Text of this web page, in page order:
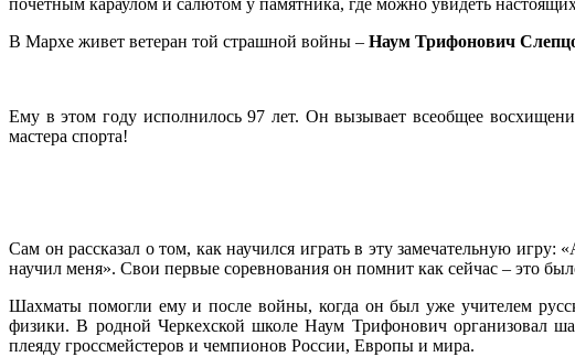
почетным караулом и салютом у памятника, где можно увидеть
В Мархе живет ветеран той страшной войны – Наум Трифонович
Ему в этом году исполнилось 97 лет. Он вызывает всеобщее
мастера спорта!
Сам он рассказал о том, как научился играть в эту замечательную
научил меня». Свои первые соревнования он помнит как сейчас – это
Шахматы помогли ему и после войны, когда он был уже учителем
физики. В родной Черкехской школе Наум Трифонович организовал
плеяду гроссмейстеров и чемпионов России, Европы и мира.